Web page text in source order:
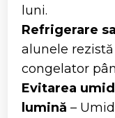
luni.
Refrigerare
alunele
congelator
Evitarea
lumină –